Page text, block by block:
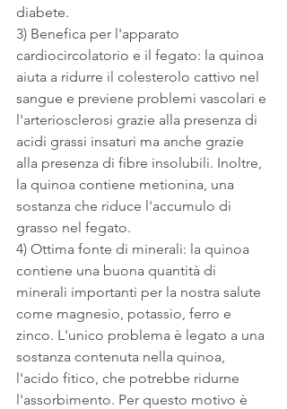
diabete.
3) Benefica per l'apparato
cardiocircolatorio e il fegato: la quinoa
aiuta a ridurre il colesterolo cattivo nel
sangue e previene problemi vascolari e
l'arteriosclerosi grazie alla presenza di
acidi grassi insaturi ma anche grazie
alla presenza di fibre insolubili. Inoltre,
la quinoa contiene metionina, una
sostanza che riduce l'accumulo di
grasso nel fegato.
4) Ottima fonte di minerali: la quinoa
contiene una buona quantità di
minerali importanti per la nostra salute
come magnesio, potassio, ferro e
zinco. L'unico problema è legato a una
sostanza contenuta nella quinoa,
l'acido fitico, che potrebbe ridurne
l'assorbimento. Per questo motivo è